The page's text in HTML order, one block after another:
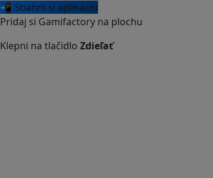
📲 Stiahni si aplikáciu
Pridaj si Gamifactory na plochu
Klepni na tlačidlo Zdieľať